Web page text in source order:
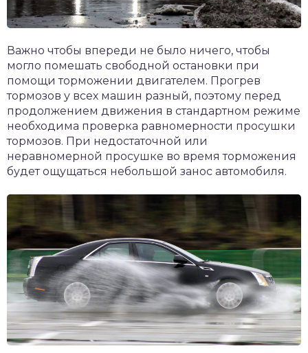
Важно чтобы впереди не было ничего, чтобы
могло помешать свободной остановки при
помощи торможении двигателем. Прогрев
тормозов у всех машин разный, поэтому перед
продолжением движения в стандартном режиме
необходима проверка равномерности просушки
тормозов. При недостаточной или
неравномерной просушке во время торможения
будет ощущаться небольшой занос автомобиля.